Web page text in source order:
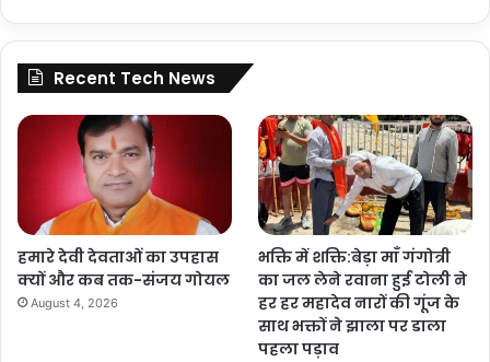
Recent Tech News
हमारे देवी देवताओं का उपहास
क्यों और कब तक-संजय गोयल
August 4, 2026
भक्ति में शक्ति:बेड़ा माँ गंगोत्री
का जल लेने रवाना हुई टोली ने
हर हर महादेव नारों की गूंज के
साथ भक्तों ने झाला पर डाला
पहला पड़ाव